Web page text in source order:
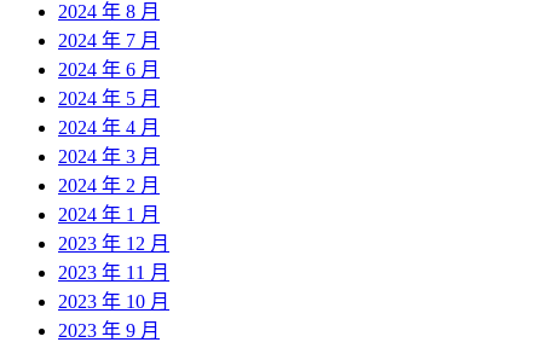
2024 年 8 月
2024 年 7 月
2024 年 6 月
2024 年 5 月
2024 年 4 月
2024 年 3 月
2024 年 2 月
2024 年 1 月
2023 年 12 月
2023 年 11 月
2023 年 10 月
2023 年 9 月